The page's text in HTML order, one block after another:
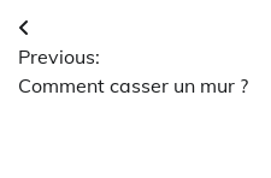
Navigation
de
Previous:
Comment casser un mur ?